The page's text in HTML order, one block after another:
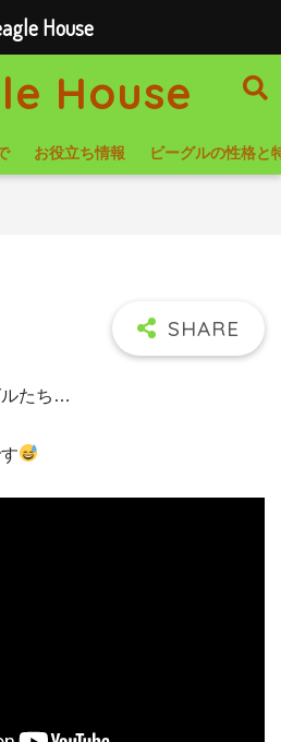
House
お役立ち情報 ビーグルの性格と
ルたち…
House